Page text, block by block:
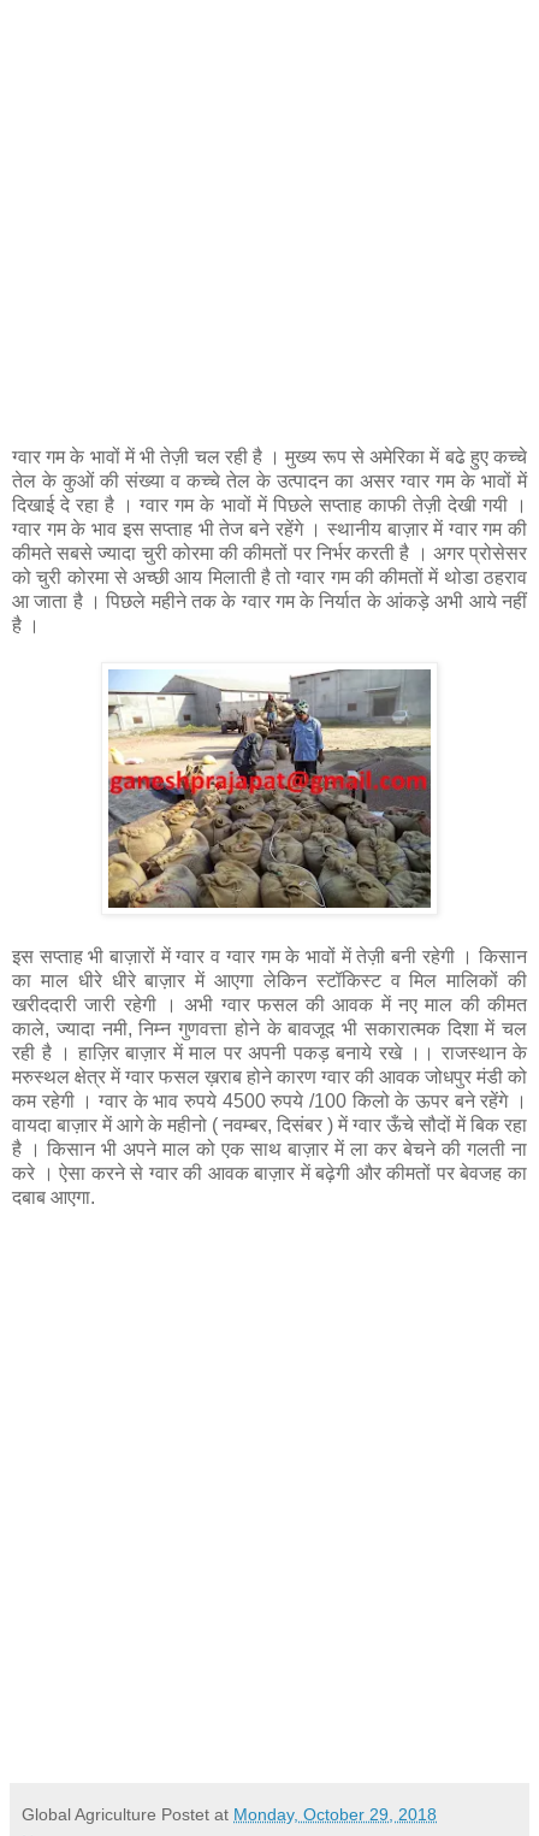
ग्वार गम के भावों में भी तेज़ी चल रही है । मुख्य रूप से अमेरिका में बढे हुए कच्चे
तेल के कुओं की संख्या व कच्चे तेल के उत्पादन का असर ग्वार गम के भावों में
दिखाई दे रहा है । ग्वार गम के भावों में पिछले सप्ताह काफी तेज़ी देखी गयी ।
ग्वार गम के भाव इस सप्ताह भी तेज बने रहेंगे । स्थानीय बाज़ार में ग्वार गम की
कीमते सबसे ज्यादा चुरी कोरमा की कीमतों पर निर्भर करती है । अगर प्रोसेसर
को चुरी कोरमा से अच्छी आय मिलाती है तो ग्वार गम की कीमतों में थोडा ठहराव
आ जाता है । पिछले महीने तक के ग्वार गम के निर्यात के आंकड़े अभी आये नहीं
है ।
इस सप्ताह भी बाज़ारों में ग्वार व ग्वार गम के भावों में तेज़ी बनी रहेगी । किसान
का माल धीरे धीरे बाज़ार में आएगा लेकिन स्टॉकिस्ट व मिल मालिकों की
खरीददारी जारी रहेगी । अभी ग्वार फसल की आवक में नए माल की कीमत
काले, ज्यादा नमी, निम्न गुणवत्ता होने के बावजूद भी सकारात्मक दिशा में चल
रही है । हाज़िर बाज़ार में माल पर अपनी पकड़ बनाये रखे ।। राजस्थान के
मरुस्थल क्षेत्र में ग्वार फसल ख़राब होने कारण ग्वार की आवक जोधपुर मंडी को
कम रहेगी । ग्वार के भाव रुपये 4500 रुपये /100 किलो के ऊपर बने रहेंगे ।
वायदा बाज़ार में आगे के महीनो ( नवम्बर, दिसंबर ) में ग्वार ऊँचे सौदों में बिक रहा
है । किसान भी अपने माल को एक साथ बाज़ार में ला कर बेचने की गलती ना
करे । ऐसा करने से ग्वार की आवक बाज़ार में बढ़ेगी और कीमतों पर बेवजह का
दबाब आएगा.
Global Agriculture Postet at Monday, October 29, 2018